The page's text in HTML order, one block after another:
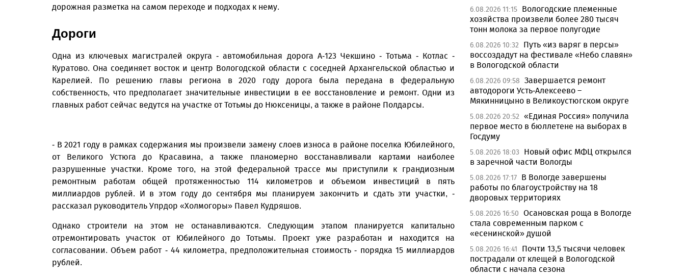
дорожная разметка на самом переходе и подходах к нему.
Дороги
Одна из ключевых магистралей округа - автомобильная дорога А-123 Чекшино - Тотьма - Котлас -
Куратово. Она соединяет восток и центр Вологодской области с соседней Архангельской областью и
Карелией. По решению главы региона в 2020 году дорога была передана в федеральную
собственность, что предполагает значительные инвестиции в ее восстановление и ремонт. Одни из
главных работ сейчас ведутся на участке от Тотьмы до Нюксеницы, а также в районе Полдарсы.
- В 2021 году в рамках содержания мы произвели замену слоев износа в районе поселка Юбилейного,
от Великого Устюга до Красавина, а также планомерно восстанавливали картами наиболее
разрушенные участки. Кроме того, на этой федеральной трассе мы приступили к грандиозным
ремонтным работам общей протяженностью 114 километров и объемом инвестиций в пять
миллиардов рублей. И в этом году до сентября мы планируем закончить и сдать эти участки, -
рассказал руководитель Упрдор «Холмогоры» Павел Кудряшов.
Однако строители на этом не останавливаются. Следующим этапом планируется капитально
отремонтировать участок от Юбилейного до Тотьмы. Проект уже разработан и находится на
согласовании. Объем работ - 44 километра, предположительная стоимость - порядка 15 миллиардов
рублей.
6.08.2026 11:15 Вологодские племенные
хозяйства произвели более 280 тысяч
тонн молока за первое полугодие
6.08.2026 10:32
Путь «из варяг в персы»
воссоздадут на фестивале «Небо славян»
в Вологодской области
6.08.2026 09:58 Завершается ремонт
автодороги Усть-Алексеево –
Мякинницыно в Великоустюгском округе
5.08.2026 20:52 «Единая Россия» получила
первое место в бюллетене на выборах в
Госдуму
5.08.2026 18:03
Новый офис МФЦ открылся
в заречной части Вологды
5.08.2026 17:17 В Вологде завершены
работы по благоустройству на 18
дворовых территориях
5.08.2026 16:50 Осановская роща в Вологде
стала современным парком с
«есенинской» душой
5.08.2026 16:41
Почти 13,5 тысячи человек
пострадали от клещей в Вологодской
области с начала сезона